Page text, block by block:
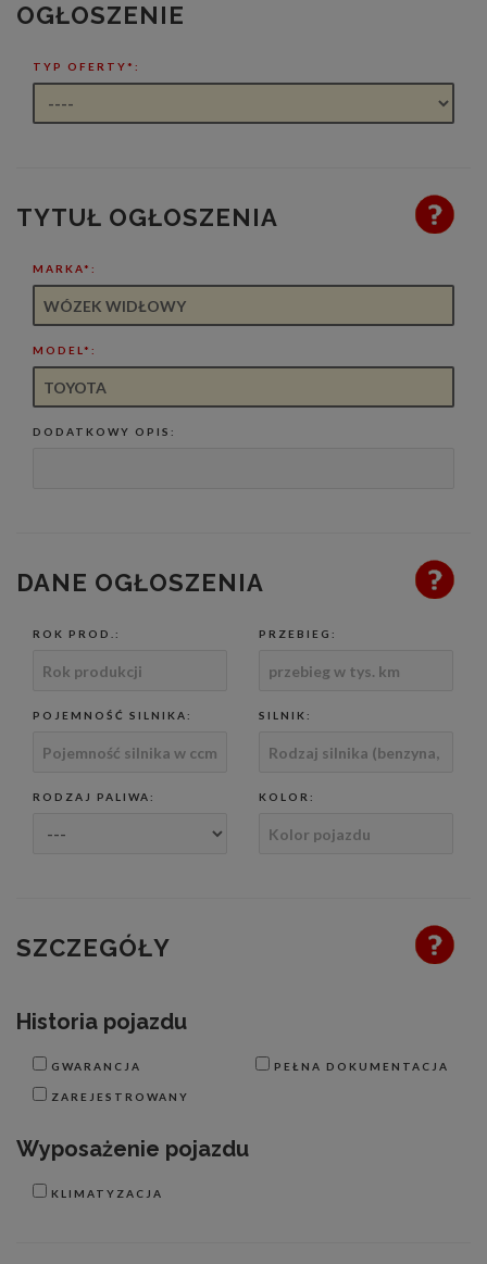
OGŁOSZENIE
TYP OFERTY*:
TYTUŁ OGŁOSZENIA
MARKA*:
MODEL*:
DODATKOWY OPIS:
DANE OGŁOSZENIA
ROK PROD.: PRZEBIEG:
POJEMNOŚĆ SILNIKA: SILNIK:
RODZAJ PALIWA: KOLOR:
SZCZEGÓŁY
Historia pojazdu
GWARANCJA PEŁNA DOKUMENTACJA
ZAREJESTROWANY
Wyposażenie pojazdu
KLIMATYZACJA